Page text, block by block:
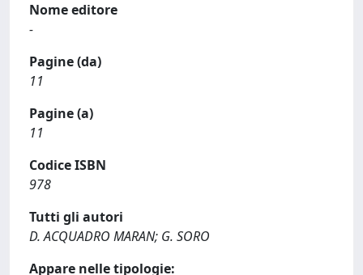
Nome editore
-
Pagine (da)
11
Pagine (a)
11
Codice ISBN
978
Tutti gli autori
D. ACQUADRO MARAN; G. SORO
Appare nelle tipologie: